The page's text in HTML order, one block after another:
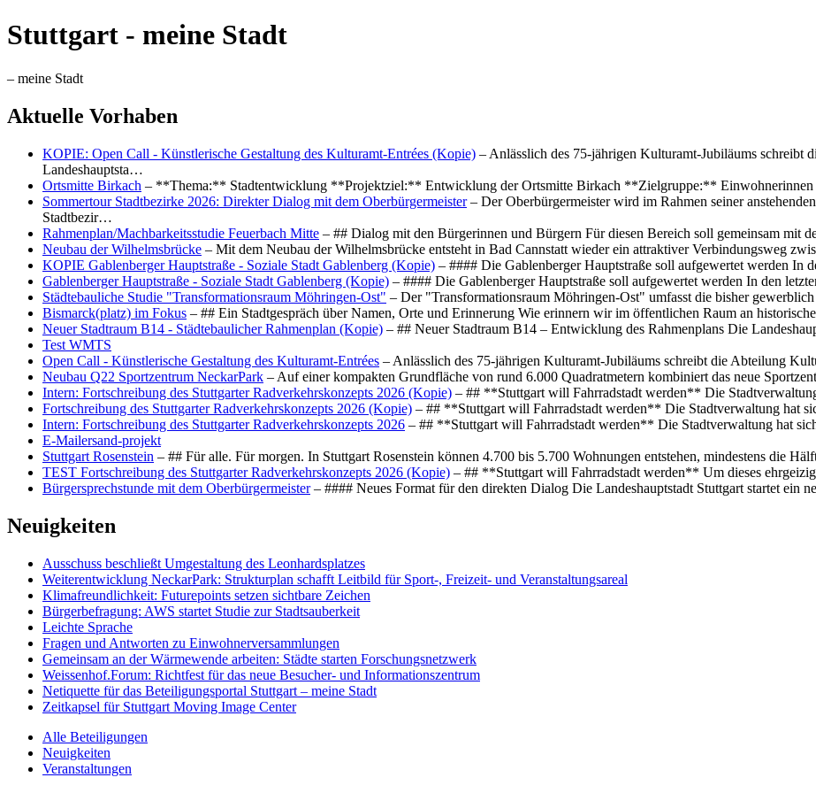
Stuttgart - meine Stadt
– meine Stadt
Aktuelle Vorhaben
KOPIE: Open Call - Künstlerische Gestaltung des Kulturamt-Entrées (Kopie) – Anlässlich des 75-jährigen Kulturamt-Jubiläums schreibt
Landeshauptsta…
Ortsmitte Birkach – **Thema:** Stadtentwicklung **Projektziel:** Entwicklung der Ortsmitte Birkach **Zielgruppe:**
Sommertour Stadtbezirke 2026: Direkter Dialog mit dem Oberbürgermeister– Der Oberbürgermeister wird im Rahmen seiner
Stadtbezir…
Rahmenplan/Machbarkeitsstudie Feuerbach Mitte – ## Dialog mit den Bürgerinnen und Bürgern Für diesen Bereich soll gemeinsam mit
Neubau der Wilhelmsbrücke – Mit dem Neubau der Wilhelmsbrücke entsteht in Bad Cannstatt wieder ein attraktiver Verbindungsweg
KOPIE Gablenberger Hauptstraße - Soziale Stadt Gablenberg (Kopie) – #### Die Gablenberger Hauptstraße soll aufgewertet werden
Gablenberger Hauptstraße - Soziale Stadt Gablenberg (Kopie) – #### Die Gablenberger Hauptstraße soll aufgewertet werden In den
Städtebauliche Studie "Transformationsraum Möhringen-Ost" – Der "Transformationsraum Möhringen-Ost" umfasst die bisher
Bismarck(platz) im Fokus – ## Ein Stadtgespräch über Namen, Orte und Erinnerung Wie erinnern wir im öffentlichen Raum an
Neuer Stadtraum B14 - Städtebaulicher Rahmenplan (Kopie) – ## Neuer Stadtraum B14 – Entwicklung des Rahmenplans Die
Test WMTS
Open Call - Künstlerische Gestaltung des Kulturamt-Entrées – Anlässlich des 75-jährigen Kulturamt-Jubiläums schreibt die Abteilung
Neubau Q22 Sportzentrum NeckarPark – Auf einer kompakten Grundfläche von rund 6.000 Quadratmetern kombiniert das neue
Intern: Fortschreibung des Stuttgarter Radverkehrskonzepts 2026 (Kopie) – ## **Stuttgart will Fahrradstadt werden** Die
Fortschreibung des Stuttgarter Radverkehrskonzepts 2026 (Kopie) – ## **Stuttgart will Fahrradstadt werden** Die Stadtverwaltung hat
Intern: Fortschreibung des Stuttgarter Radverkehrskonzepts 2026 – ## **Stuttgart will Fahrradstadt werden** Die Stadtverwaltung hat
E-Mailersand-projekt
Stuttgart Rosenstein – ## Für alle. Für morgen. In Stuttgart Rosenstein können 4.700 bis 5.700 Wohnungen entstehen, mindestens die
TEST Fortschreibung des Stuttgarter Radverkehrskonzepts 2026 (Kopie) – ## **Stuttgart will Fahrradstadt werden** Um dieses
Bürgersprechstunde mit dem Oberbürgermeister– #### Neues Format für den direkten Dialog Die Landeshauptstadt Stuttgart startet ein
Neuigkeiten
Ausschuss beschließt Umgestaltung des Leonhards­platzes
Weiterentwicklung NeckarPark: Strukturplan schafft Leitbild für Sport-, Freizeit- und Veranstaltungsareal
Klimafreundlichkeit: Futurepoints setzen sichtbare Zeichen
Bürgerbefragung: AWS startet Studie zur Stadtsauberkeit
Leichte Sprache
Fragen und Antworten zu Einwohnerversammlungen
Gemeinsam an der Wärmewende arbeiten: Städte starten Forschungsnetzwerk
Weissenhof.Forum: Richtfest für das neue Besucher- und Informationszentrum
Netiquette für das Beteiligungsportal Stuttgart – meine Stadt
Zeitkapsel für Stuttgart Moving Image Center
Alle Beteiligungen
Neuigkeiten
Veranstaltungen